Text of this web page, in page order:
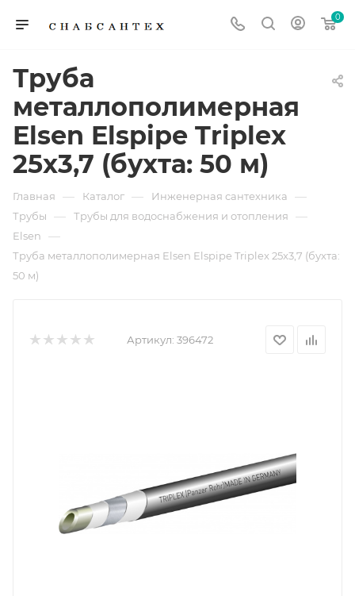
0
Труба
металлополимерная
Elsen Elspipe Triplex
25x3,7 (бухта: 50 м)
Главная — Каталог — Инженерная сантехника —
Трубы — Трубы для водоснабжения и отопления —
Elsen —
Труба металлополимерная Elsen Elspipe Triplex 25x3,7 (бухта:
50 м)
Артикул: 396472